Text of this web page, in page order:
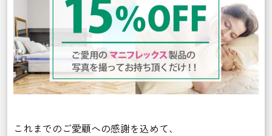
これまでのご愛顧への感謝を込めて、